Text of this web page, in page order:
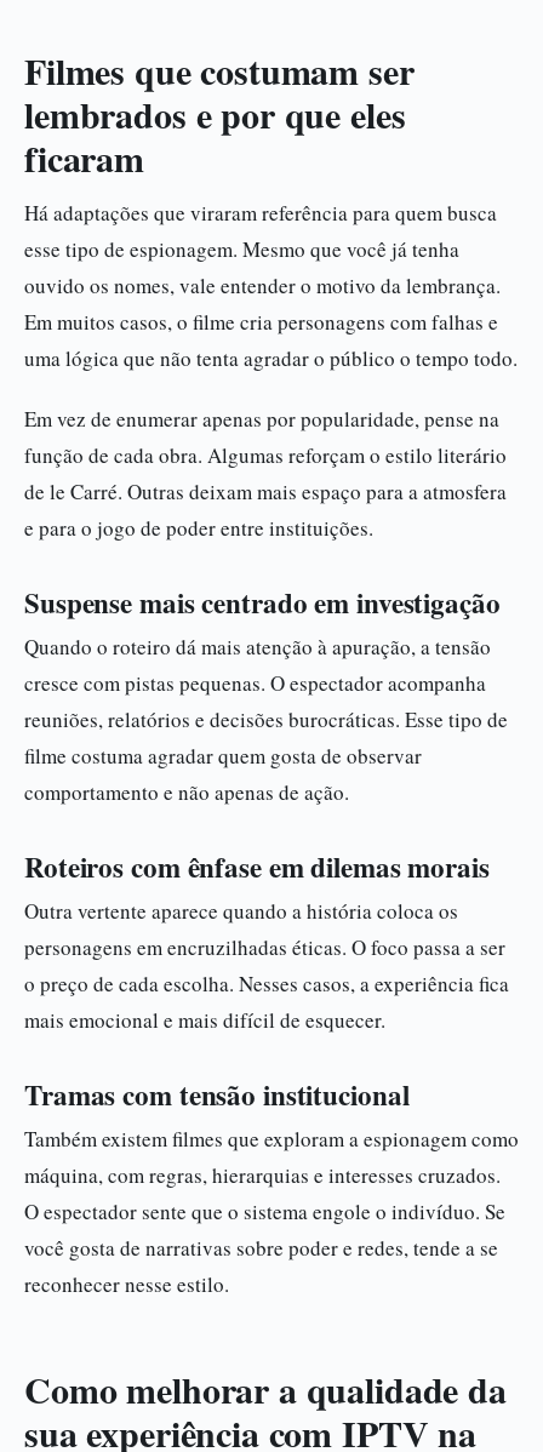
Filmes que costumam ser
lembrados e por que eles
ficaram
Há adaptações que viraram referência para quem busca
esse tipo de espionagem. Mesmo que você já tenha
ouvido os nomes, vale entender o motivo da lembrança.
Em muitos casos, o filme cria personagens com falhas e
uma lógica que não tenta agradar o público o tempo todo.
Em vez de enumerar apenas por popularidade, pense na
função de cada obra. Algumas reforçam o estilo literário
de le Carré. Outras deixam mais espaço para a atmosfera
e para o jogo de poder entre instituições.
Suspense mais centrado em investigação
Quando o roteiro dá mais atenção à apuração, a tensão
cresce com pistas pequenas. O espectador acompanha
reuniões, relatórios e decisões burocráticas. Esse tipo de
filme costuma agradar quem gosta de observar
comportamento e não apenas de ação.
Roteiros com ênfase em dilemas morais
Outra vertente aparece quando a história coloca os
personagens em encruzilhadas éticas. O foco passa a ser
o preço de cada escolha. Nesses casos, a experiência fica
mais emocional e mais difícil de esquecer.
Tramas com tensão institucional
Também existem filmes que exploram a espionagem como
máquina, com regras, hierarquias e interesses cruzados.
O espectador sente que o sistema engole o indivíduo. Se
você gosta de narrativas sobre poder e redes, tende a se
reconhecer nesse estilo.
Como melhorar a qualidade da
sua experiência com IPTV na